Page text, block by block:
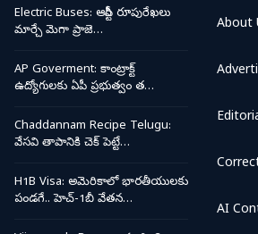
Electric Buses: ఆర్టీసీ రూపురేఖలు
మార్చే మెగా ప్రాజె…
AP Goverment: కాంట్రాక్ట్
ఉద్యోగులకు ఏపీ ప్రభుత్వం త…
Chaddannam Recipe Telugu:
వేసవి తాపానికి చెక్ పెట్టే…
H1B Visa: అమెరికాలో భారతీయులకు
పండగే.. హెచ్-1బీ వేతన…
About
AI